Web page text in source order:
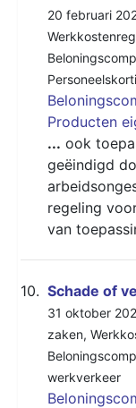
20 februari
Producten
... ook
geëindigd
regeling
van
10. Schade of
31 oktober
zaken,
werkverkeer